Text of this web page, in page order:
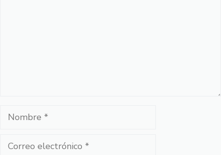
Nombre
Correo